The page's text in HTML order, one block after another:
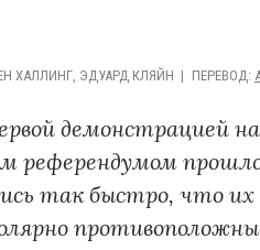
ХАЛЛИНГ, ЭДУАРД КЛЯЙН ПЕРЕВОД:
демонстрацией
референдумом прошло
так быстро, что